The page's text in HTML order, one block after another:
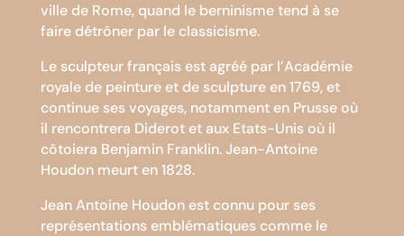
ville de Rome, quand le berninisme tend à se
faire détrôner par le classicisme.
Le sculpteur français est agréé par l’Académie
royale de peinture et de sculpture en 1769, et
continue ses voyages, notamment en Prusse où
il rencontrera Diderot et aux Etats-Unis où il
côtoiera Benjamin Franklin. Jean-Antoine
Houdon meurt en 1828.
Jean Antoine Houdon est connu pour ses
représentations emblématiques comme le